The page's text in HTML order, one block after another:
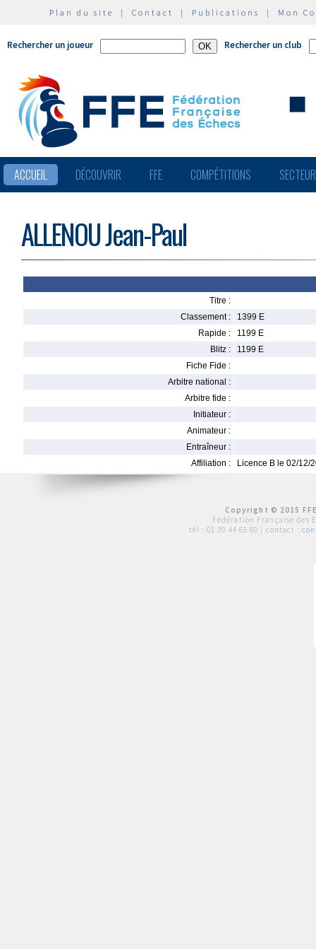
Plan du site | Contact | Publications | Mon
Rechercher un joueur Rechercher un club
ACCUEIL DÉCOUVRIR FFE COMPÉTITIONS
ALLENOU Jean-Paul
Titre :
Classement :
1399 E
Rapide :
1199 E
Blitz :
1199 E
Fiche Fide :
Arbitre national :
Arbitre fide :
Initiateur :
Animateur :
Entraîneur :
Affiliation :
Licence B le 02/12/
Copyright © 2015
Fédération Française des
tél : 01 39 44 65 80 | contact :